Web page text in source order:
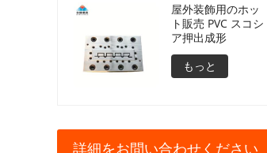
屋外装飾用のホッ
ト販売 PVC スコシ
ア押出成形
もっと
詳細をお問い合わせください